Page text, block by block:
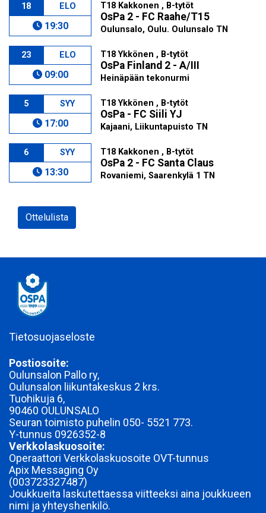
18 ELO
19:30
T18 Kakkonen , B-tytöt
OsPa 2 - FC Raahe/T15
Oulunsalo, Oulu. Oulunsalo TN
23 ELO
09:00
T18 Ykkönen , B-tytöt
OsPa Finland 2 - A/III
Heinäpään tekonurmi
5 SYY
17:00
T18 Ykkönen , B-tytöt
OsPa - FC Siili YJ
Kajaani, Liikuntapuisto TN
6 SYY
13:30
T18 Kakkonen , B-tytöt
OsPa 2 - FC Santa Claus
Rovaniemi, Saarenkylä 1 TN
Ottelulista
Tietosuojaseloste
Postiosoite:
Oulunsalon Pallo ry,
Oulunsalon liikuntakeskus 2 krs.
Tuohikuja 6,
90460 OULUNSALO
Seuran toimisto puhelin 050- 5521 773.
Y-tunnus 0926352-8
Verkkolaskuosoite:
Operaattori Verkkolaskuosoite OVT-tunnus
Apix Messaging Oy
(003723327487)
Joukkueita laskutettaessa viitteeksi aina joukkueen
nimi ja yhteyshenkilö.